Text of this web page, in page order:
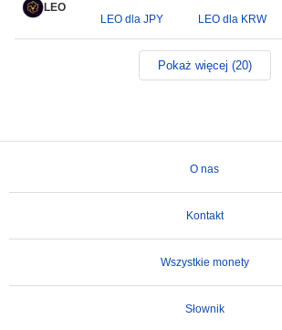
LEO
LEO dla JPY
LEO dla KRW
Pokaż więcej (20)
O nas
Kontakt
Wszystkie monety
Słownik